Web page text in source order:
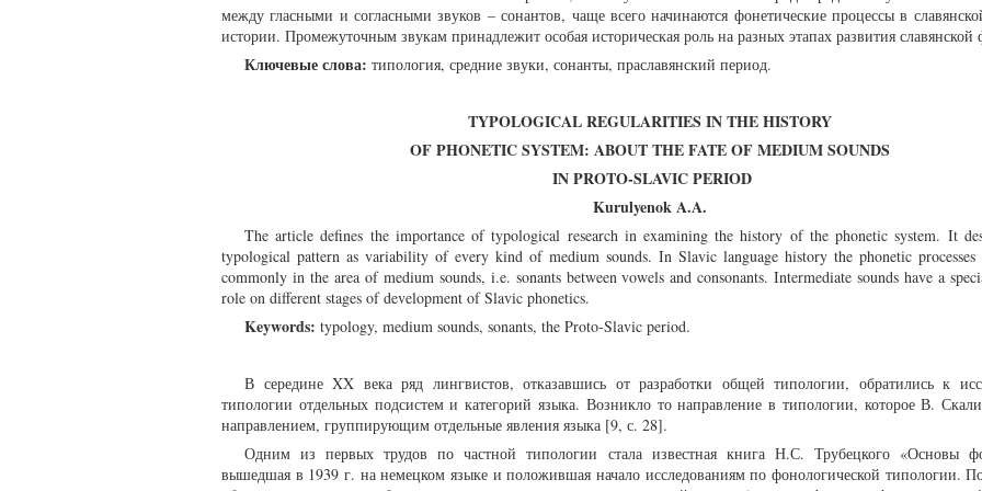
между гласными и согласными звуков – сонантов, чаще всего начинаются фонетические процессы в
истории. Промежуточным звукам принадлежит особая историческая роль на разных этапах развития славянской
Ключевые слова: типология, средние звуки, сонанты, праславянский период.
TYPOLOGICAL REGULARITIES IN THE HISTORY
OF PHONETIC SYSTEM: ABOUT THE FATE OF MEDIUM SOUNDS
IN PROTO-SLAVIC PERIOD
Kurulyenok A.A.
The article defines the importance of typological research in examining the history of the phonetic system. It
typological pattern as variability of every kind of medium sounds. In Slavic language history the phonetic processes
commonly in the area of medium sounds, i.e. sonants between vowels and consonants. Intermediate sounds have a
role on different stages of development of Slavic phonetics.
Keywords: typology, medium sounds, sonants, the Proto-Slavic period.
В середине XX века ряд лингвистов, отказавшись от разработки общей типологии, обратились к
типологии отдельных подсистем и категорий языка. Возникло то направление в типологии, которое В.
направлением, группирующим отдельные явления языка [9, с. 28].
Одним из первых трудов по частной типологии стала известная книга Н.С. Трубецкого «Основы
вышедшая в 1939 г. на немецком языке и положившая начало исследованиям по фонологической типологии.